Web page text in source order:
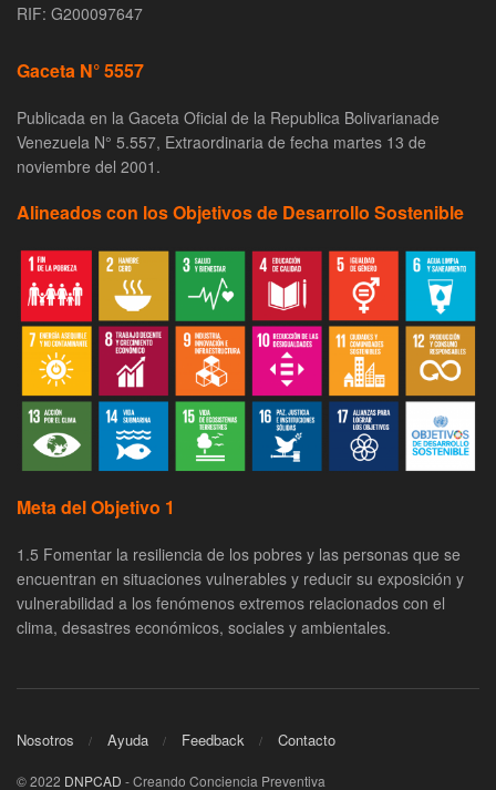
RIF: G200097647
Gaceta N° 5557
Publicada en la Gaceta Oficial de la Republica Bolivarianade
Venezuela N° 5.557, Extraordinaria de fecha martes 13 de
noviembre del 2001.
Alineados con los Objetivos de Desarrollo Sostenible
Meta del Objetivo 1
1.5 Fomentar la resiliencia de los pobres y las personas que se
encuentran en situaciones vulnerables y reducir su exposición y
vulnerabilidad a los fenómenos extremos relacionados con el
clima, desastres económicos, sociales y ambientales.
Nosotros Ayuda Feedback Contacto
© 2022 DNPCAD - Creando Conciencia Preventiva